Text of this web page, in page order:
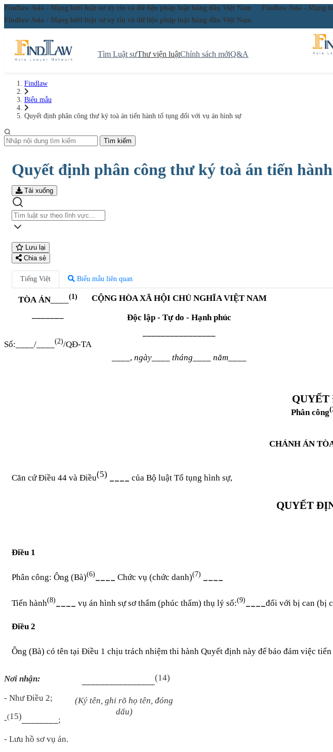
Findlaw Asia - Mạng lưới luật sư uy tín và dữ liệu pháp luật hàng đầu Việt Nam
Findlaw Asia - Mạng
Findlaw Asia - Mạng lưới luật sư uy tín và dữ liệu pháp luật hàng đầu Việt Nam
Tìm Luật sưThư viện luậtChính sách mớiQ&A
Findlaw
Biểu mẫu
Quyết định phân công thư ký toà án tiến hành tố tụng đối với vụ án hình sự
Tìm kiếm
Quyết định phân công thư ký toà án tiến
Tải xuống
Lưu lại
Chia sẻ
Tiếng Việt Biểu mẫu liên quan
TÒA ÁN (1)
–––––––
Số: / (2)/QĐ-TA
CỘNG HÒA XÃ HỘI CHỦ NGHĨA VIỆT NAM
Độc lập - Tự do - Hạnh phúc
––––––––––––––––
, ngày tháng năm
Phân công
CHÁNH ÁN
Căn cứ Điều 44 và Điều(5) của Bộ luật Tố tụng hình sự,
QUYẾT
Điều 1
Phân công: Ông (Bà)(6) Chức vụ (chức danh)(7)
Tiến hành(8) vụ án hình sự sơ thẩm (phúc thẩm) thụ lý số:(9) đối với bị can (bị
Điều 2
Ông (Bà) có tên tại Điều 1 chịu trách nhiệm thi hành Quyết định này đểbảo đảm việc
Nơi nhận:
- Như Điều 2;
-(15)
;
- Lưu hồ sơ vụ án.
(14)
(Ký tên, ghi rõ họ tên, đóng
dấu)